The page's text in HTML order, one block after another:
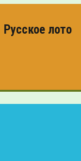
Русское лото
ПРОВЕРИТЬ